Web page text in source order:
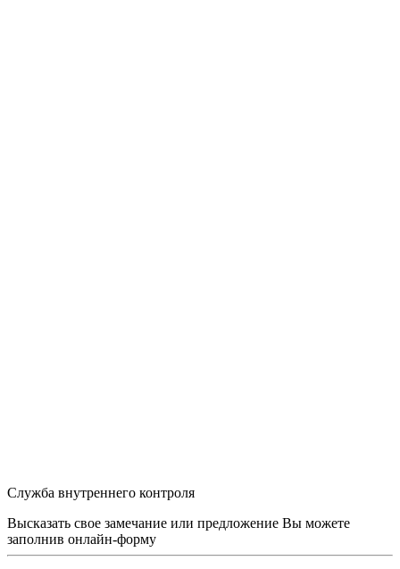
Служба внутреннего контроля
Высказать свое замечание или предложение Вы можете
заполнив онлайн-форму